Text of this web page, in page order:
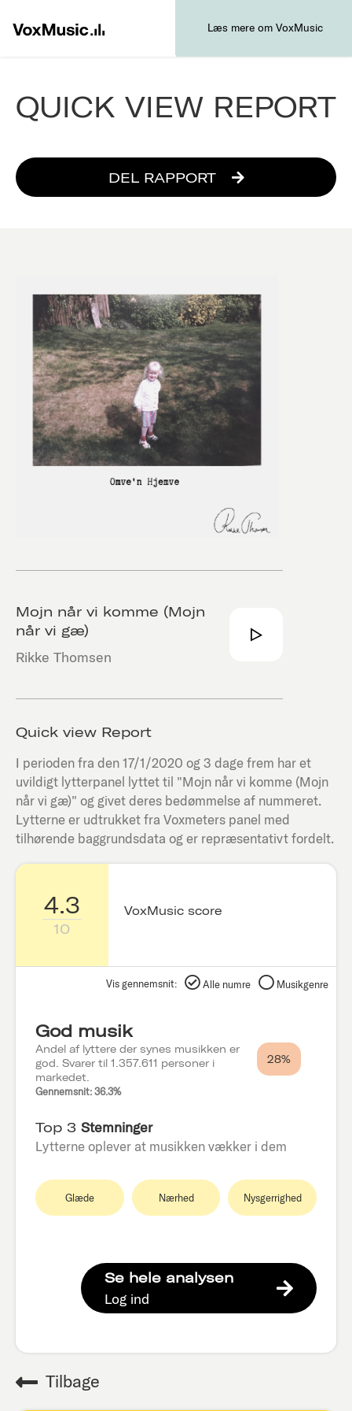
Læs mere om VoxMusic
QUICK VIEW REPORT
DEL RAPPORT
Mojn når vi komme (Mojn
når vi gæ)
Rikke Thomsen
Quick view Report
I perioden fra den17/1/2020 og 3 dage frem har et
uvildigt lytterpanel lyttet til "Mojn når vi komme (Mojn
når vi gæ)" og givet deres bedømmelse af nummeret.
Lytterne er udtrukket fra Voxmeters panel med
tilhørende baggrundsdata og er repræsentativt fordelt.
4.3
10
VoxMusic score
Vis gennemsnit: Alle numre Musikgenre
God musik
Andel af lyttere der synes musikken er
god. Svarer til 1.357.611 personer i
markedet.
Gennemsnit: 36.3%
28%
Top 3 Stemninger
Lytterne oplever at musikken vækker i dem
Glæde Nærhed Nysgerrighed
Se hele analysen
Log ind
Tilbage